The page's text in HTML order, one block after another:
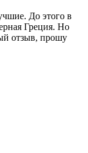
До этого в
Греция. Но
отзыв, прошу